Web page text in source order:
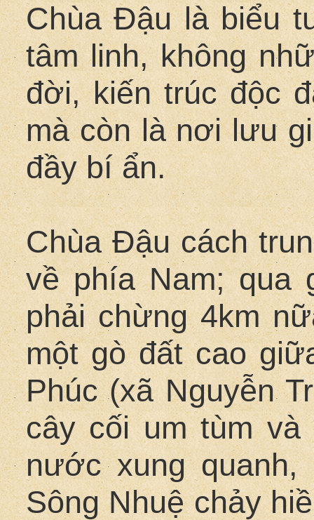
Chùa Đậu là biểu
tâm linh, không
đời, kiến trúc độc
mà còn là nơi lưu
đầy bí ẩn.
Chùa Đậu cách
về phía Nam; qua
phải chừng 4km
một gò đất cao
Phúc (xã Nguyễn
cây cối um tùm
nước xung
Sông Nhuệ chảy